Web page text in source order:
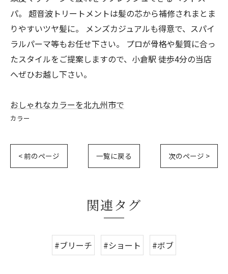
パ。 超音波トリートメントは髪の芯から補修されまとま
りやすいツヤ髪に。 メンズカジュアルも得意で、スパイ
ラルパーマ等もお任せ下さい。 プロが骨格や髪質に合っ
たスタイルをご提案しますので、小倉駅 徒歩4分の当店
へぜひお越し下さい。
おしゃれなカラーを北九州市で
カラー
< 前のページ 一覧に戻る 次のページ >
関連タグ
#ブリーチ #ショート #ボブ